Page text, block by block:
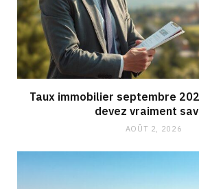
Taux immobilier septembre
devez vraiment
AOÛT 2, 2026